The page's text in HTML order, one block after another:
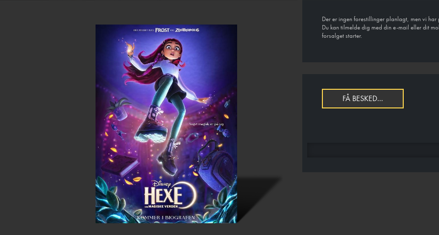
Der er ingen forestillinger planlagt, men vi har
Du kan tilmelde dig med din e-mail eller dit
forsalget starter.
FÅ BESKED...